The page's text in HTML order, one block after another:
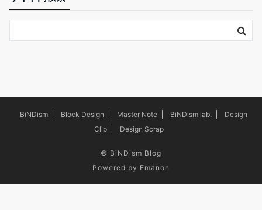
BiNDism Block Design Master Note BiNDism lab.
Design
Clip
Design Scrap
© BiNDism Blog
Powered by Emanon